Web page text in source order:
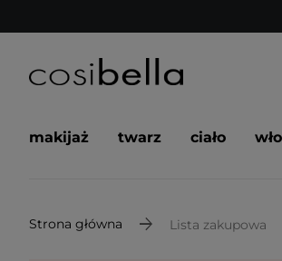
makijaż twarz ciało
Strona główna Lista zakupowa